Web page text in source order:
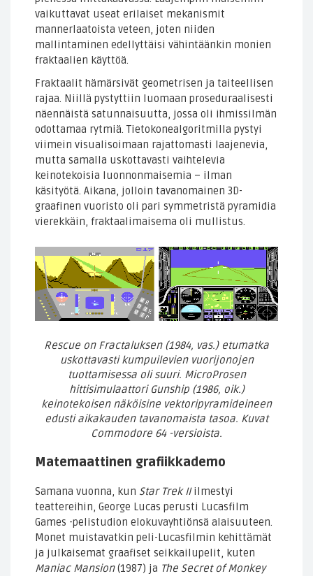
vaikuttavat useat erilaiset mekanismit
mannerlaatoista veteen, joten niiden
mallintaminen edellyttäisi vähintäänkin monien
fraktaalien käyttöä.
Fraktaalit hämärsivät geometrisen ja taiteellisen
rajaa. Niillä pystyttiin luomaan proseduraalisesti
näennäistä satunnaisuutta, jossa oli ihmissilmän
odottamaa rytmiä. Tietokonealgoritmilla pystyi
viimein visualisoimaan rajattomasti laajenevia,
mutta samalla uskottavasti vaihtelevia
keinotekoisia luonnonmaisemia – ilman
käsityötä. Aikana, jolloin tavanomainen 3D-
graafinen vuoristo oli pari symmetristä pyramidia
vierekkäin, fraktaalimaisema oli mullistus.
Rescue on Fractaluksen (1984, vas.) etumatka
uskottavasti kumpuilevien vuorijonojen
tuottamisessa oli suuri. MicroProsen
hittisimulaattori Gunship (1986, oik.)
keinotekoisen näköisine vektoripyramideineen
edusti aikakauden tavanomaista tasoa. Kuvat
Commodore 64 -versioista.
Matemaattinen grafiikkademo
Samana vuonna, kun Star Trek IIilmestyi
teattereihin, George Lucas perusti Lucasfilm
Games -pelistudion elokuvayhtiönsä alaisuuteen.
Monet muistavatkin peli-Lucasfilmin kehittämät
ja julkaisemat graafiset seikkailupelit, kuten
Maniac Mansion(1987) ja The Secret of Monkey